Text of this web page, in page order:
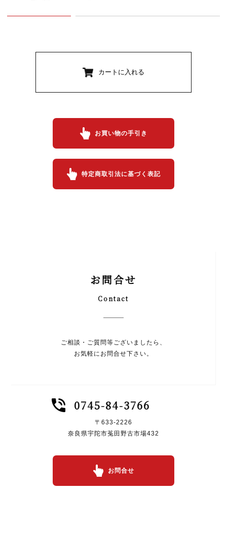
カートに入れる
お買い物の手引き
特定商取引法に基づく表記
お問合せ
Contact
ご相談・ご質問等ございましたら、
お気軽にお問合せ下さい。
0745-84-3766
〒633-2226
奈良県宇陀市菟田野古市場432
お問合せ